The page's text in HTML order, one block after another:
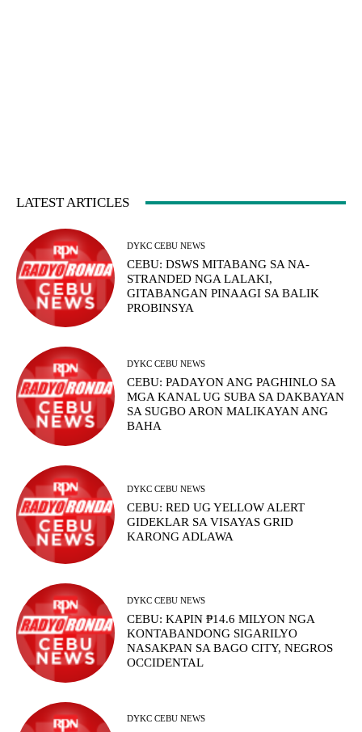
LATEST ARTICLES
DYKC CEBU NEWS
CEBU: DSWS MITABANG SA NA-
STRANDED NGA LALAKI,
GITABANGAN PINAAGI SA BALIK
PROBINSYA
DYKC CEBU NEWS
CEBU: PADAYON ANG PAGHINLO SA
MGA KANAL UG SUBA SA DAKBAYAN
SA SUGBO ARON MALIKAYAN ANG
BAHA
DYKC CEBU NEWS
CEBU: RED UG YELLOW ALERT
GIDEKLAR SA VISAYAS GRID
KARONG ADLAWA
DYKC CEBU NEWS
CEBU: KAPIN ₱14.6 MILYON NGA
KONTABANDONG SIGARILYO
NASAKPAN SA BAGO CITY, NEGROS
OCCIDENTAL
DYKC CEBU NEWS